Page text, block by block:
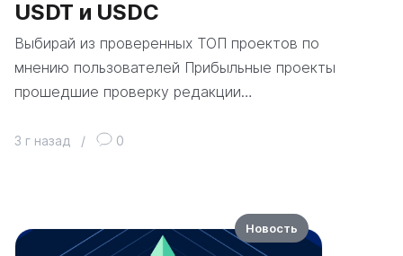
USDT и USDC
Выбирай из проверенных ТОП проектов по
мнению пользователей Прибыльные проекты
прошедшие проверку редакции…
3 г назад / 0
Новость